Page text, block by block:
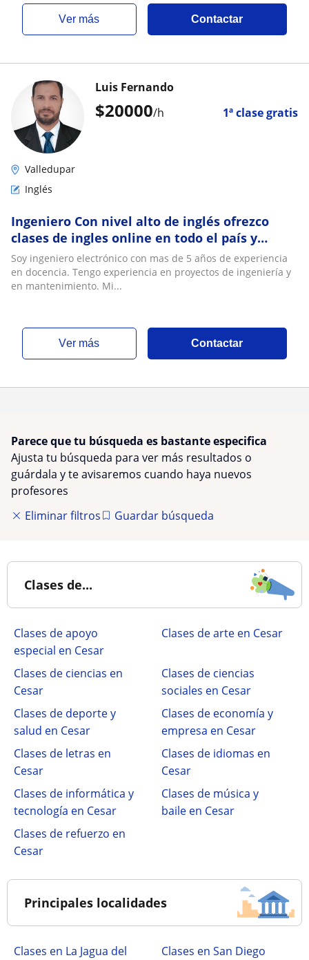
ver más Contactar
$20000/h 1ª clase gratis
Luis Fernando
Valledupar
Inglés
Ingeniero Con nivel alto de inglés ofrezco
clases de ingles online en todo el país y
presencial en la ciudad de Valledupar,
también ofrezco clases de circuitos eléctricos
y electrónica
Soy ingeniero electrónico con mas de 5 años de experiencia
en docencia. Tengo experiencia en proyectos de ingeniería y
en mantenimiento. Mi...
ver más Contactar
Parece que tu búsqueda es bastante especifica
Ajusta tu búsqueda para ver más resultados o
guárdala y te avisaremos cuando haya nuevos
profesores
Eliminar filtros
Guardar búsqueda
Clases de...
Clases de apoyo
especial en Cesar
Clases de arte en Cesar
Clases de ciencias en
Cesar
Clases de ciencias
sociales en Cesar
Clases de deporte y
salud en Cesar
Clases de economía y
empresa en Cesar
Clases de letras en
Cesar
Clases de idiomas en
Cesar
Clases de informática y
tecnología en Cesar
Clases de música y
baile en Cesar
Clases de refuerzo en
Cesar
Principales localidades
Clases en La Jagua del
Clases en San Diego